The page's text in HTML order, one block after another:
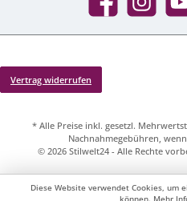
Facebook Instagram
Vertrag widerrufen
* Alle Preise inkl. gesetzl.
Nachnahmegebühren,
© 2026 Stilwelt24 - Alle Rechte
Diese Website verwendet Cookies, um
können. Mehr